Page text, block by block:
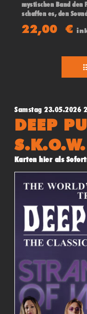
mystischen Band den
schaffen es, den
Persönlichkeit zu
Universum einer
22,00€
Samstag 23.05.2026
DEEP
S.K.O.W.
Karten hier als